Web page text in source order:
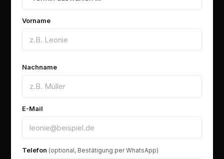
Vorname
Nachname
E-Mail
Telefon (optional, Bestätigung per WhatsApp)